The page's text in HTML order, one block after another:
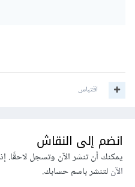
اقتباس
انضم إلى النقاش
يمكنك أن تنشر الآن وتسجل لاحقًا.
الآنلتنشر باسم حسابك.